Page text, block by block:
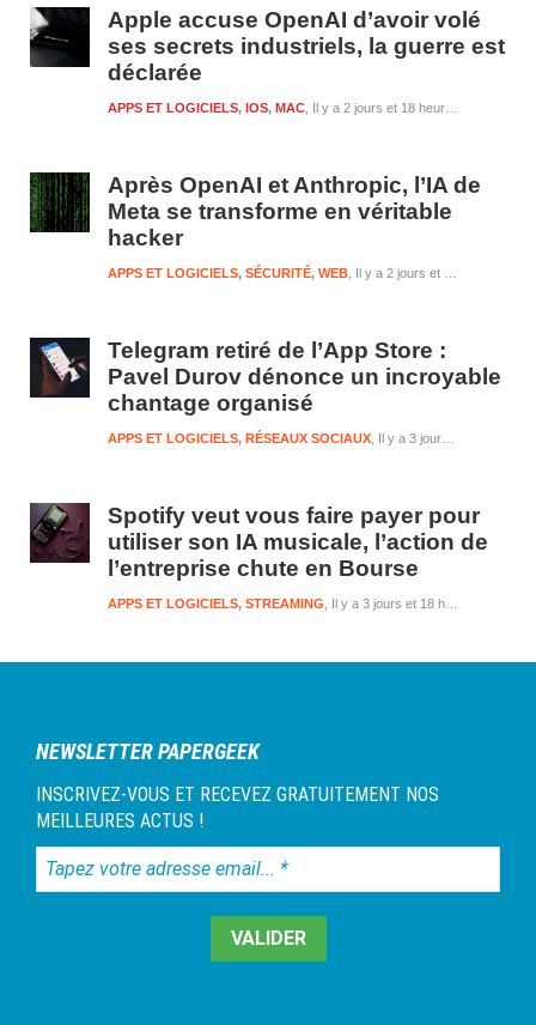
Apple accuse OpenAI d’avoir volé
ses secrets industriels, la guerre est
déclarée
Il y a 2 jours et 18 heures
APPS ET LOGICIELS, IOS, MAC
Après OpenAI et Anthropic, l’IA de
Meta se transforme en véritable
hacker
Il y a 2 jours et 18 heures
APPS ET LOGICIELS, SÉCURITÉ, WEB
Telegram retiré de l’App Store :
Pavel Durov dénonce un incroyable
chantage organisé
Il y a 3 jours et 18 heures
APPS ET LOGICIELS, RÉSEAUX SOCIAUX
Spotify veut vous faire payer pour
utiliser son IA musicale, l’action de
l’entreprise chute en Bourse
Il y a 3 jours et 18 heures
APPS ET LOGICIELS, STREAMING
NEWSLETTER PAPERGEEK
INSCRIVEZ-VOUS ET RECEVEZ GRATUITEMENT NOS
MEILLEURES ACTUS !
Tapez
votre